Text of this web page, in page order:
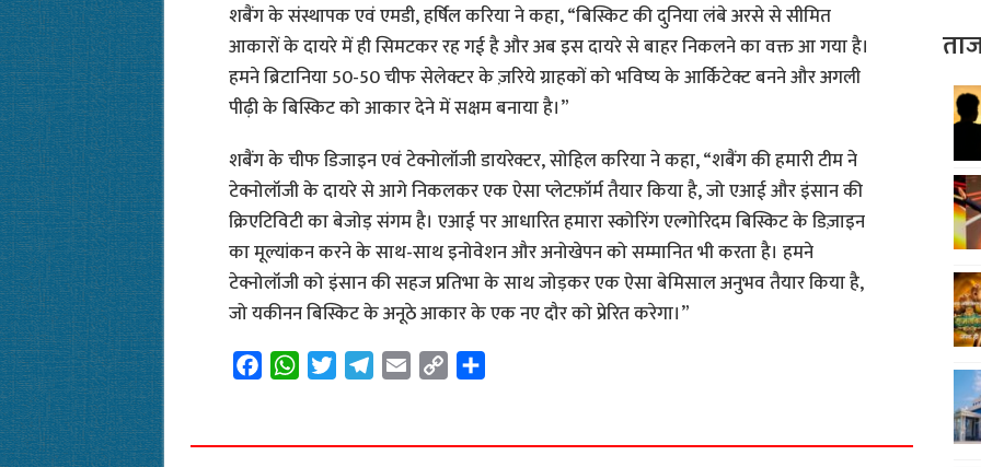
शबैंग के संस्थापक एवं एमडी, हर्षिल करिया ने कहा, “बिस्किट की दुनिया लंबे अरसे से सीमित
आकारों के दायरे में ही सिमटकर रह गई है और अब इस दायरे से बाहर निकलने का वक्त आ गया है।
हमने ब्रिटानिया 50-50 चीफ सेलेक्टर के ज़रिये ग्राहकों को भविष्य के आर्किटेक्ट बनने और अगली
पीढ़ी के बिस्किट को आकार देने में सक्षम बनाया है।”
शबैंग के चीफ डिजाइन एवं टेक्नोलॉजी डायरेक्टर, सोहिल करिया ने कहा, “शबैंग की हमारी टीम ने
टेक्नोलॉजी के दायरे से आगे निकलकर एक ऐसा प्लेटफ़ॉर्म तैयार किया है, जो एआई और इंसान की
क्रिएटिविटी का बेजोड़ संगम है। एआई पर आधारित हमारा स्कोरिंग एल्गोरिदम बिस्किट के डिज़ाइन
का मूल्यांकन करने के साथ-साथ इनोवेशन और अनोखेपन को सम्मानित भी करता है। हमने
टेक्नोलॉजी को इंसान की सहज प्रतिभा के साथ जोड़कर एक ऐसा बेमिसाल अनुभव तैयार किया है,
जो यकीनन बिस्किट के अनूठे आकार के एक नए दौर को प्रेरित करेगा।”
e
W
t
t
e
i
y
r